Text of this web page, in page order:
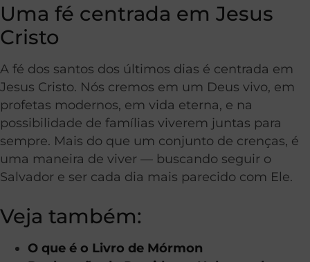
Uma fé centrada em Jesus
Cristo
A fé dos santos dos últimos dias é centrada em
Jesus Cristo. Nós cremos em um Deus vivo, em
profetas modernos, em vida eterna, e na
possibilidade de famílias viverem juntas para
sempre. Mais do que um conjunto de crenças, é
uma maneira de viver — buscando seguir o
Salvador e ser cada dia mais parecido com Ele.
Veja também:
O que é o Livro de Mórmon